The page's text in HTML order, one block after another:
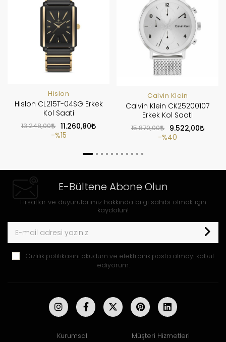
Hislon
Hislon CL215T-04SG Erkek
Kol Saati
13.248,00
11.260,80
%15
Calvin Klein
Calvin Klein CK25200107
Erkek Kol Saati
15.870,00
9.522,00
%40
E-Bültene Abone Olun
Fırsatlar ve duyurularımız hakkında bilgi sahibi olmak için
kaydolun!
Gizlilik politikasını okudum ve elektronik posta almayı kabul
ediyorum.
Kurumsal Müşteri Hizmetleri